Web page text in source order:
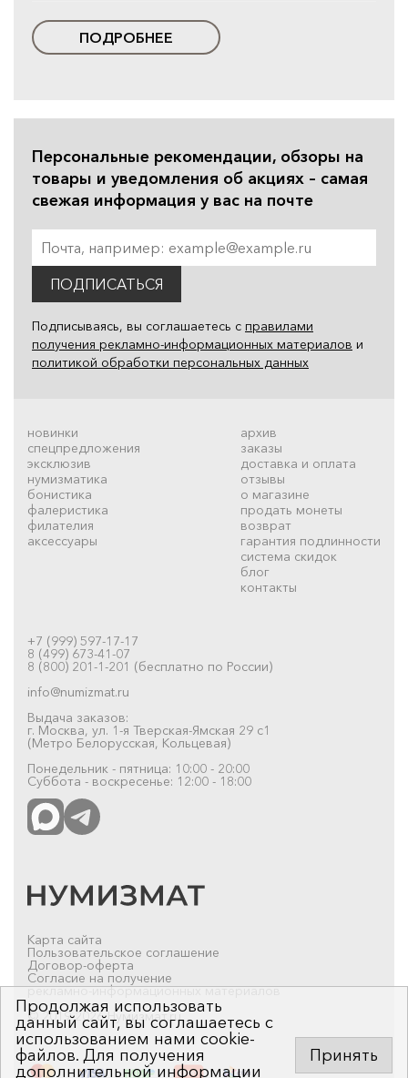
ПОДРОБНЕЕ
Персональные рекомендации, обзоры на
товары и уведомления об акциях – самая
свежая информация у вас на почте
ПОДПИСАТЬСЯ
Подписываясь, вы соглашаетесь с правилами
получения рекламно-информационных материалов и
политикой обработки персональных данных
новинки
спецпредложения
эксклюзив
нумизматика
бонистика
фалеристика
филателия
аксессуары
архив
заказы
доставка и оплата
отзывы
о магазине
продать монеты
возврат
гарантия подлинности
система скидок
блог
контакты
+7 (999) 597-17-17
8 (499) 673-41-07
8 (800) 201-1-201 (бесплатно по России)
info@numizmat.ru
Выдача заказов:
г. Москва, ул. 1-я Тверская-Ямская 29 с1
(Метро Белорусская, Кольцевая)
Понедельник - пятница: 10:00 - 20:00
Суббота - воскресенье: 12:00 - 18:00
Карта сайта
Пользовательское соглашение
Договор-оферта
Согласие на получение
рекламно-информационных материалов
© 2019-2026 Нумизмат.ru
Продолжая использовать
данный сайт, вы соглашаетесь с
использованием нами cookie-
файлов. Для получения
дополнительной информации
Принять